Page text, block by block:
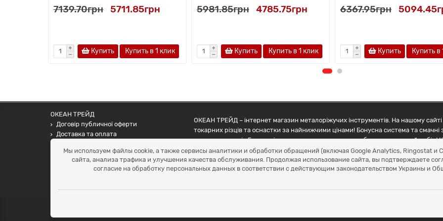
7139.70грн 5711.85грн
Купить Купить в 1 клик
5981.85грн 4785.75грн
Купить Купить в 1 клик
6367.95грн
Купить Купить в
ОКЕАН ТРЕЙД
Договір публичної оферти
Доставка та оплата
Умови повернення
+38 (099) 452-20-02
ОКЕАН ТРЕЙД – інтернет магазин металоріжучих інструментів. На нашому
токарних різців та оснастки за найнижчими цінами! Бонусна система та
наших партнерів Грамотні менеджери допоможуть зробити правильний вибір!
Мы используем файлы cookie, а также сервисы аналитики и обработки обращений (включая Google Analytics, Ringostat и
сайта, анализа трафика и улучшения качества обслуживания. Продолжая использование сайта, вы подтверждаете
согласие на обработку персональных данных в соответствии с действующим законодательством Украины и